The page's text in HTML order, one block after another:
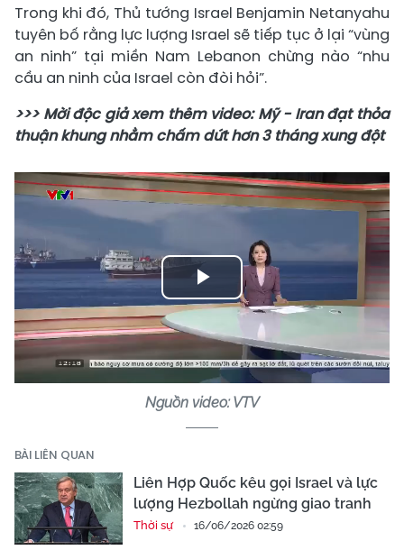
Trong khi đó, Thủ tướng Israel Benjamin Netanyahu
tuyên bố rằng lực lượng Israel sẽ tiếp tục ở lại “vùng
an ninh” tại miền Nam Lebanon chừng nào “nhu
cầu an ninh của Israel còn đòi hỏi”.
>>> Mời độc giả xem thêm video: Mỹ - Iran đạt thỏa
thuận khung nhằm chấm dứt hơn 3 tháng xung đột
Play
Video
Nguồn video: VTV
BÀI LIÊN QUAN
Liên Hợp Quốc kêu gọi Israel và lực
lượng Hezbollah ngừng giao tranh
Thời sự 16/06/2026 02:59